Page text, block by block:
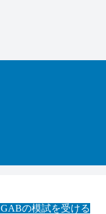
GABの模試を受ける